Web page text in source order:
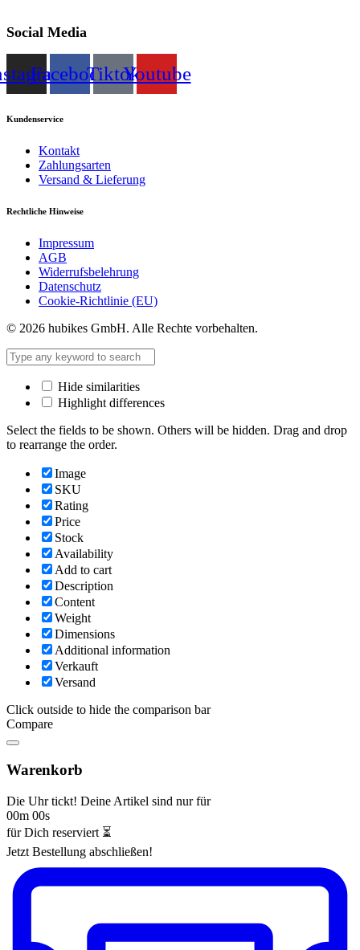
Social Media
FacebookTiktokYoutube
Kundenservice
Kontakt
Zahlungsarten
Versand & Lieferung
Rechtliche Hinweise
Impressum
AGB
Widerrufsbelehrung
Datenschutz
Cookie-Richtlinie (EU)
© 2026 hubikes GmbH. Alle Rechte vorbehalten.
Hide similarities
Highlight differences
Select the fields to be shown. Others will be hidden. Drag and drop
to rearrange the order.
Image
SKU
Rating
Price
Stock
Availability
Add to cart
Description
Content
Weight
Dimensions
Additional information
Verkauft
Versand
Click outside to hide the comparison bar
Compare
Warenkorb
Die Uhr tickt! Deine Artikel sind nur für
00m 00s
für Dich reserviert ⏳
Jetzt Bestellung abschließen!